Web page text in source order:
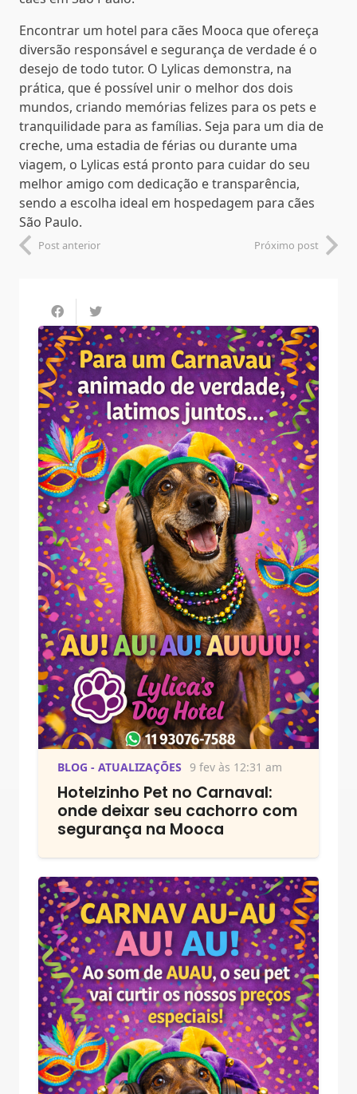
Encontrar um hotel para cães Mooca que ofereça
diversão responsável e segurança de verdade é o
desejo de todo tutor. O Lylicas demonstra, na
prática, que é possível unir o melhor dos dois
mundos, criando memórias felizes para os pets e
tranquilidade para as famílias. Seja para um dia de
creche, uma estadia de férias ou durante uma
viagem, o Lylicas está pronto para cuidar do seu
melhor amigo com dedicação e transparência,
sendo a escolha ideal em hospedagem para cães
São Paulo.
Post anterior Próximo post
BLOG - ATUALIZAÇÕES 9 fev às 12:31 am
Hotelzinho Pet no Carnaval:
onde deixar seu cachorro com
segurança na Mooca